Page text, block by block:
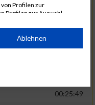
00:25:47
00:25:48
00:25:49
Profilen zur
Profilen zur Auswahl
durch Statistiken oder
Entwicklung und
weitergegeben und in die
Ablehnen